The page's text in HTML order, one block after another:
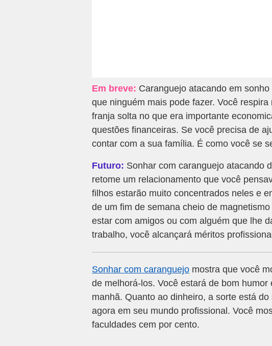
Em breve: Caranguejo atacando em
que ninguém mais pode fazer. Você
franja solta no que era importante
questões financeiras. Se você precisa de
contar com a sua família. É como você se
Futuro: Sonhar com caranguejo atacando
retome um relacionamento que você
filhos estarão muito concentrados neles e
de um fim de semana cheio de
estar com amigos ou com alguém que lhe
trabalho, você alcançará méritos
Sonhar com caranguejo mostra que você
de melhorá-los. Você estará de bom
manhã. Quanto ao dinheiro, a sorte está
agora em seu mundo profissional. Você
faculdades cem por cento.